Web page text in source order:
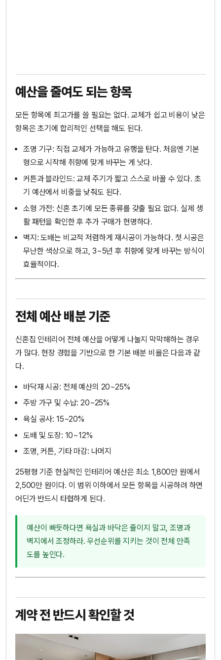
예산을 줄여도 되는 항목
모든 항목에 최고가를 쓸 필요는 없다. 교체가 쉽고 비용이 낮은
항목은 초기에 합리적인 선택을 해도 된다.
조명 기구: 직접 교체가 가능하고 유행을 탄다. 처음엔 기본
형으로 시작해 취향에 맞게 바꾸는 게 낫다.
커튼과 블라인드: 교체 주기가 짧고 스스로 바꿀 수 있다. 초
기 예산에서 비중을 낮춰도 된다.
소형 가전: 신혼 초기에 모든 종류를 갖출 필요 없다. 실제 생
활 패턴을 확인한 후 추가 구매가 현명하다.
벽지: 도배는 비교적 저렴하게 재시공이 가능하다. 첫 시공은
무난한 색상으로 하고, 3~5년 후 취향에 맞게 바꾸는 방식이
효율적이다.
전체 예산 배분 기준
신혼집 인테리어 전체 예산을 어떻게 나눌지 막막해하는 경우
가 많다. 현장 경험을 기반으로 한 기본 배분 비율은 다음과 같
다.
바닥재 시공: 전체 예산의 20~25%
주방 가구 및 수납: 20~25%
욕실 공사: 15~20%
도배 및 도장: 10~12%
조명, 커튼, 기타 마감: 나머지
25평형 기준 현실적인 인테리어 예산은 최소 1,800만 원에서
2,500만 원이다. 이 범위 이하에서 모든 항목을 시공하려 하면
어딘가 반드시 타협하게 된다.
예산이 빠듯하다면 욕실과 바닥은 줄이지 말고, 조명과
벽지에서 조정하라. 우선순위를 지키는 것이 전체 만족
도를 높인다.
계약 전 반드시 확인할 것